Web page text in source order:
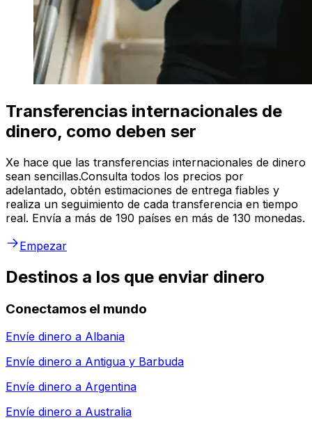
Transferencias internacionales de
dinero, como deben ser
Xe hace que las transferencias internacionales de dinero
sean sencillas.Consulta todos los precios por
adelantado, obtén estimaciones de entrega fiables y
realiza un seguimiento de cada transferencia en tiempo
real. Envía a más de 190 países en más de 130 monedas.
Empezar
Destinos a los que enviar dinero
Conectamos el mundo
Envíe dinero a Albania
Envíe dinero a Antigua y Barbuda
Envíe dinero a Argentina
Envíe dinero a Australia